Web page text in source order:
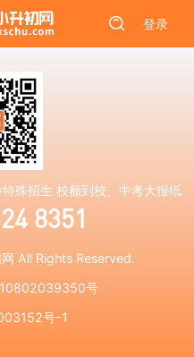
登录
殊招生 校额到校、中考大报纸
8351
All Rights Reserved.
号
号-1